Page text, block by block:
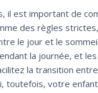
il est important de
des règles
le jour et le
la journée, et
la transition
toutefois, votre